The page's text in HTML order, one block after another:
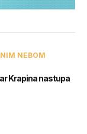
NEBOM
Krapina nastupa